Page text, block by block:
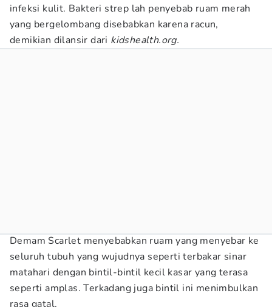
infeksi kulit. Bakteri strep lah penyebab ruam merah
yang bergelombang disebabkan karena racun,
demikian dilansir dari kidshealth.org.
Demam Scarlet menyebabkan ruam yang menyebar ke
seluruh tubuh yang wujudnya seperti terbakar sinar
matahari dengan bintil-bintil kecil kasar yang terasa
seperti amplas. Terkadang juga bintil ini menimbulkan
rasa gatal.